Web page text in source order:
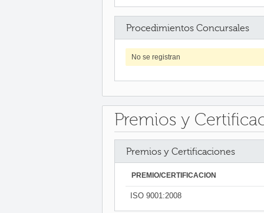
Procedimientos Concursales
No se registran
Premios y
Premios y Certificaciones
PREMIO/CERTIFICACIÓN
ISO 9001:2008